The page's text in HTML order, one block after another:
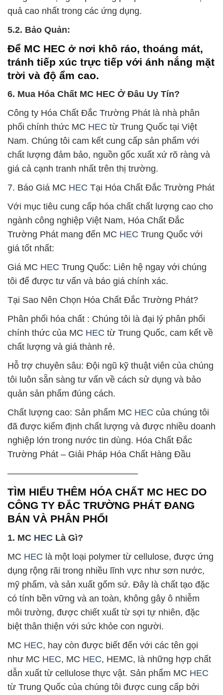
quả cao nhất trong các ứng dụng.
5.2. Bảo Quản:
Để MC HEC ở nơi khô ráo, thoáng mát,
tránh tiếp xúc trực tiếp với ánh nắng mặt
trời và độ ẩm cao.
6. Mua Hóa Chất MC HEC Ở Đâu Uy Tín?
Công ty Hóa Chất Đắc Trường Phát là nhà phân
phối chính thức MC HEC từ Trung Quốc tại Việt
Nam. Chúng tôi cam kết cung cấp sản phẩm với
chất lượng đảm bảo, nguồn gốc xuất xứ rõ ràng và
giá cả cạnh tranh nhất trên thị trường.
7. Báo Giá MC HEC Tại Hóa Chất Đắc Trường Phát
Với mục tiêu cung cấp hóa chất chất lượng cao cho
ngành công nghiệp Việt Nam, Hóa Chất Đắc
Trường Phát mang đến MC HEC Trung Quốc với
giá tốt nhất:
Giá MC HEC Trung Quốc: Liên hệ ngay với chúng
tôi để được tư vấn và báo giá chính xác.
Tại Sao Nên Chọn Hóa Chất Đắc Trường Phát?
Phân phối hóa chất : Chúng tôi là đại lý phân phối
chính thức của MC HEC từ Trung Quốc, cam kết về
chất lượng và giá thành rẻ.
Hỗ trợ chuyên sâu: Đội ngũ kỹ thuật viên của chúng
tôi luôn sẵn sàng tư vấn về cách sử dụng và bảo
quản sản phẩm đúng cách.
Chất lượng cao: Sản phẩm MC HEC của chúng tôi
đã được kiểm định chất lượng và được nhiều doanh
nghiệp lớn trong nước tin dùng. Hóa Chất Đắc
Trường Phát – Giải Pháp Hóa Chất Hàng Đầu
——————————————–
TÌM HIỂU THÊM HÓA CHẤT MC HEC DO
CÔNG TY ĐẮC TRƯỜNG PHÁT ĐANG
BÁN VÀ PHÂN PHỐI
1. MC HEC Là Gì?
MC HEC là một loại polymer từ cellulose, được ứng
dụng rộng rãi trong nhiều lĩnh vực như sơn nước,
mỹ phẩm, và sản xuất gốm sứ. Đây là chất tạo đặc
có tính bền vững và an toàn, không gây ô nhiễm
môi trường, được chiết xuất từ sợi tự nhiên, đặc
biệt thân thiện với sức khỏe con người.
MC HEC, hay còn được biết đến với các tên gọi
như MC HEC, MC HEC, HEMC, là những hợp chất
dẫn xuất từ cellulose thực vật. Sản phẩm MC HEC
từ Trung Quốc của chúng tôi được cung cấp bởi